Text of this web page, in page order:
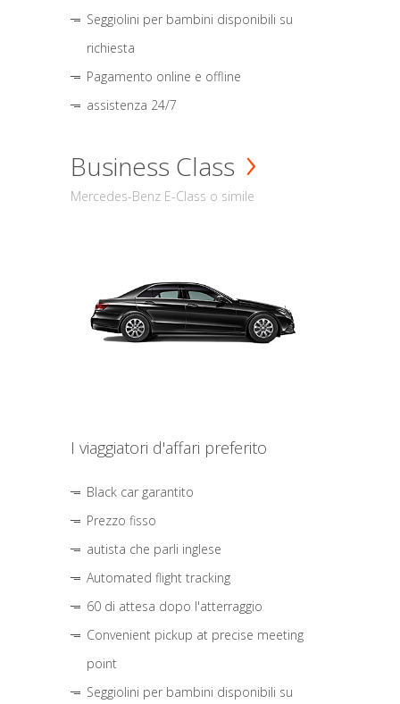
Seggiolini per bambini disponibili su
richiesta
Pagamento online e offline
assistenza 24/7
Business Class
Mercedes-Benz E-Class o simile
I viaggiatori d'affari preferito
Black car garantito
Prezzo fisso
autista che parli inglese
Automated flight tracking
60 di attesa dopo l'atterraggio
Convenient pickup at precise meeting
point
Seggiolini per bambini disponibili su